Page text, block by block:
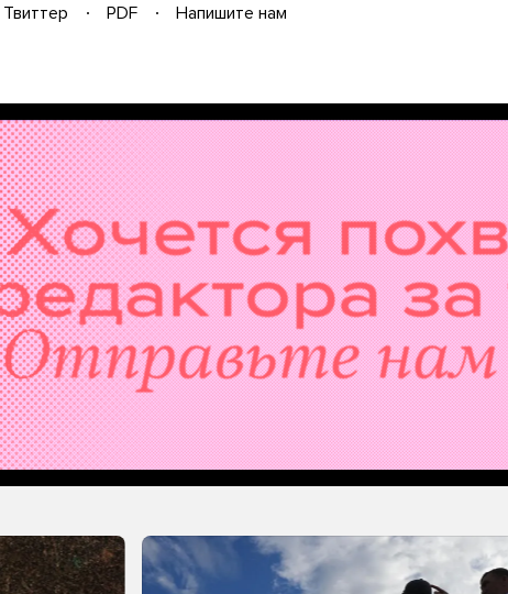
Твиттер PDF
Напишите нам